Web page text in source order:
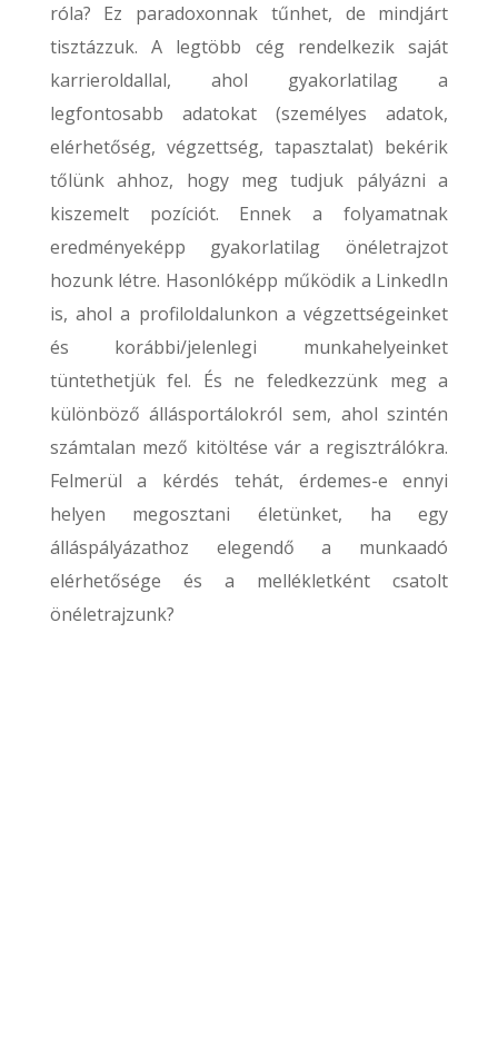
róla? Ez paradoxonnak tűnhet, de mindjárt
tisztázzuk. A legtöbb cég rendelkezik saját
karrieroldallal, ahol gyakorlatilag a
legfontosabb adatokat (személyes adatok,
elérhetőség, végzettség, tapasztalat) bekérik
tőlünk ahhoz, hogy meg tudjuk pályázni a
kiszemelt pozíciót. Ennek a folyamatnak
eredményeképp gyakorlatilag önéletrajzot
hozunk létre. Hasonlóképp működik a LinkedIn
is, ahol a profiloldalunkon a végzettségeinket
és korábbi/jelenlegi munkahelyeinket
tüntethetjük fel. És ne feledkezzünk meg a
különböző állásportálokról sem, ahol szintén
számtalan mező kitöltése vár a regisztrálókra.
Felmerül a kérdés tehát, érdemes-e ennyi
helyen megosztani életünket, ha egy
álláspályázathoz elegendő a munkaadó
elérhetősége és a mellékletként csatolt
önéletrajzunk?